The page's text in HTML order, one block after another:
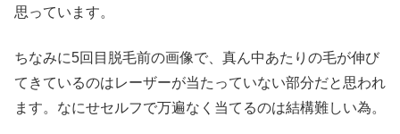
思っています。
ちなみに5回目脱毛前の画像で、真ん中あたりの毛が伸び
てきているのはレーザーが当たっていない部分だと思われ
ます。なにせセルフで万遍なく当てるのは結構難しい為。